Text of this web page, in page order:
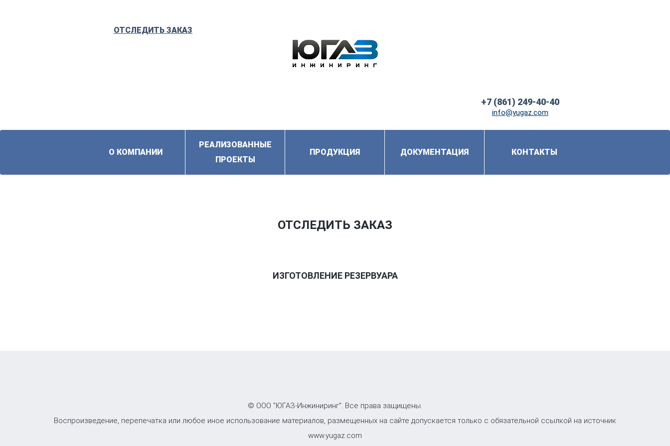
ОТСЛЕДИТЬ ЗАКАЗ
+7 (861) 249-40-40
info@yugaz.com
О КОМПАНИИ
РЕАЛИЗОВАННЫЕ
ПРОЕКТЫ
ПРОДУКЦИЯ ДОКУМЕНТАЦИЯ КОНТАКТЫ
ОТСЛЕДИТЬ ЗАКАЗ
ИЗГОТОВЛЕНИЕ РЕЗЕРВУАРА
© ООО "ЮГАЗ-Инжиниринг". Все права защищены.
Воспроизведение, перепечатка или любое иное использование материалов, размещенных на сайте допускается только с обязательной ссылкой на источник
www.yugaz.com